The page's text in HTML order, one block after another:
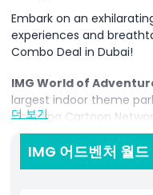
Embark on an
experiences and
Combo Deal in Dubai!
IMG World of
largest indoor theme
including Cartoon
adrenaline-pumping
attractions, and world-
day filled with
더 보기
IMG 어드벤처 월드